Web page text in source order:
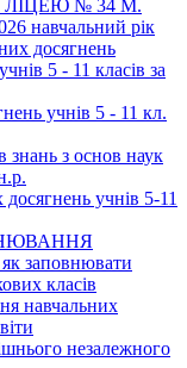
№ 34 М.
навчальний рік
досягнень
5 - 11 класів за
учнів 5 - 11 кл.
знань з основ наук
учнів 5-11
заповнювати
класів
навчальних
незалежного